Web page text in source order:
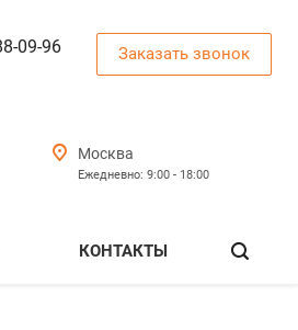
09-96 Заказать звонок
Москва
Ежедневно: 9:00 - 18:00
КОНТАКТЫ